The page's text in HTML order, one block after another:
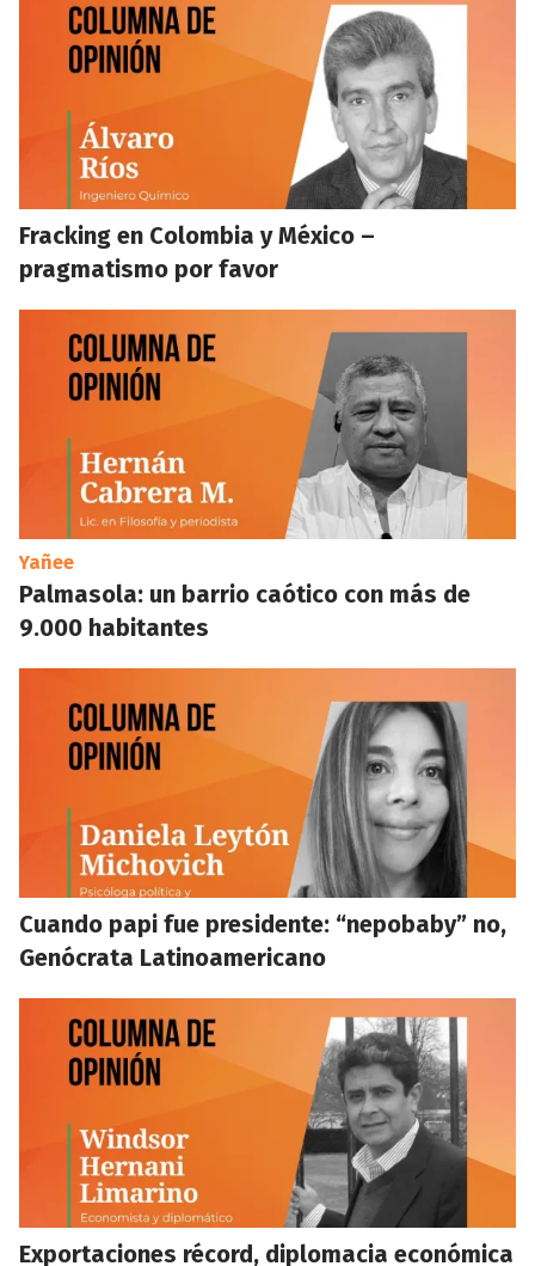
Fracking en Colombia y México –
pragmatismo por favor
Yañee
Palmasola: un barrio caótico con más de
9.000 habitantes
Cuando papi fue presidente: “nepobaby” no,
Genócrata Latinoamericano
Exportaciones récord, diplomacia económica